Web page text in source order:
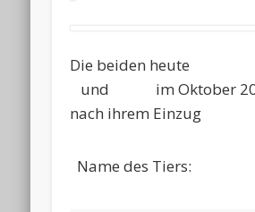
Die beiden
und im Oktober
nach ihrem Einzug
Name des Tiers: